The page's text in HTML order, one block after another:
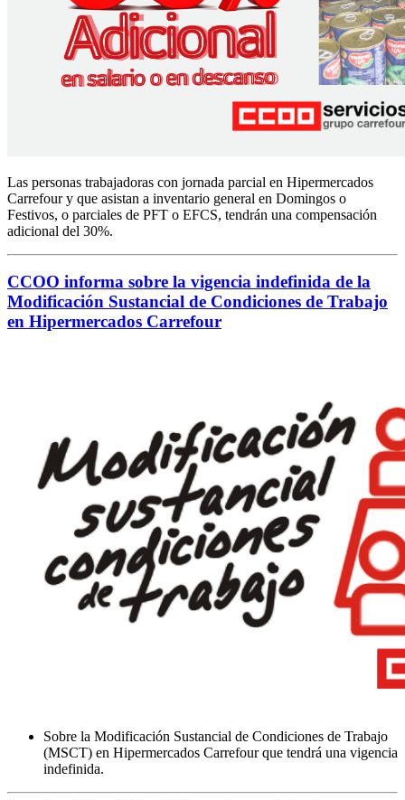
Las personas trabajadoras con jornada parcial en Hipermercados
Carrefour y que asistan a inventario general en Domingos o
Festivos, o parciales de PFT o EFCS, tendrán una compensación
adicional del 30%.
CCOO informa sobre la vigencia indefinida de la
Modificación Sustancial de Condiciones de Trabajo
en Hipermercados Carrefour
Sobre la Modificación Sustancial de Condiciones de Trabajo
(MSCT) en Hipermercados Carrefour que tendrá una vigencia
indefinida.